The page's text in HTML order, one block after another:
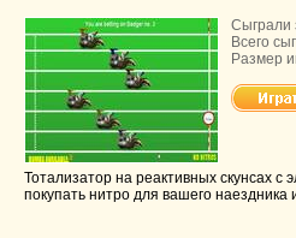
Сыграли
Всего
Размер
Тотализатор на реактивных скунсах
покупать нитро для вашего наездника